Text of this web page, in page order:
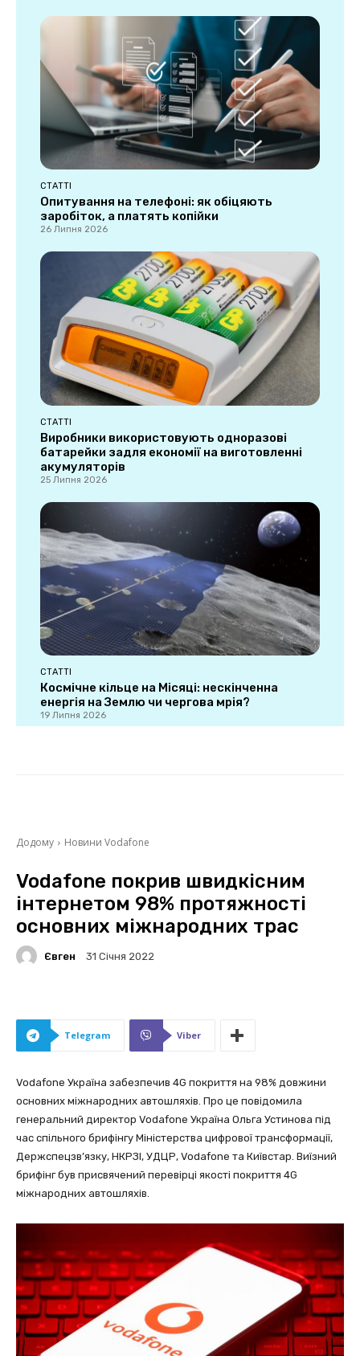
СТАТТІ
Опитування на телефоні: як обіцяють
заробіток, а платять копійки
26 Липня 2026
СТАТТІ
Виробники використовують одноразові
батарейки задля економії на виготовленні
акумуляторів
25 Липня 2026
СТАТТІ
Космічне кільце на Місяці: нескінченна
енергія на Землю чи чергова мрія?
19 Липня 2026